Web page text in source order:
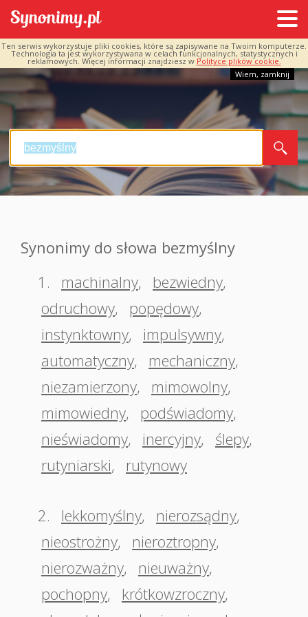
Ten serwis wykorzystuje pliki cookies, które są zapisywane na Twoim komputerze.
Technologia ta jest wykorzystywana w celach funkcjonalnych, statystycznych i
reklamowych. Więcej informacji znajdziesz w Polityce plików cookie.
Wiem, zamknij
Synonimy do słowa bezmyślny
1.
machinalny, bezwiedny,
odruchowy, popędowy,
instynktowny, impulsywny,
automatyczny, mechaniczny,
niezamierzony, mimowolny,
mimowiedny, podświadomy,
nieświadomy, inercyjny, ślepy,
rutyniarski, rutynowy
2. lekkomyślny, nierozsądny,
nieostrożny, nieroztropny,
nierozważny, nieuważny,
pochopny, krótkowzroczny,